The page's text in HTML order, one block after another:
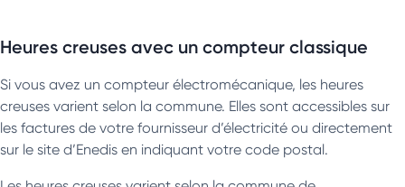
Heures creuses avec un compteur classique
Si vous avez un compteur électromécanique, les heures
creuses varient selon la commune. Elles sont accessibles sur
les factures de votre fournisseur d’électricité ou directement
sur le site d’Enedis en indiquant votre code postal.